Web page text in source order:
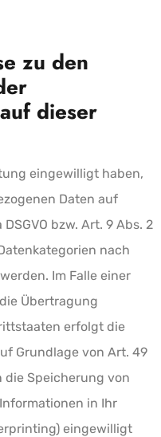
zu den
dieser
eingewilligt haben,
Daten auf
bzw. Art. 9 Abs. 2
nach
Im Falle einer
Übertragung
erfolgt die
Grundlage von Art. 49
die Speicherung von
in Ihr
eingewilligt